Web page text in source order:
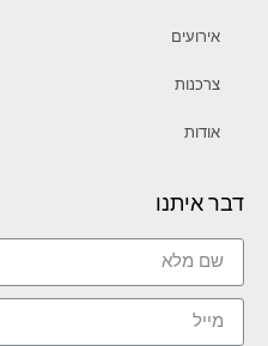
אירועים
צרכנות
אודות
דבר איתנו